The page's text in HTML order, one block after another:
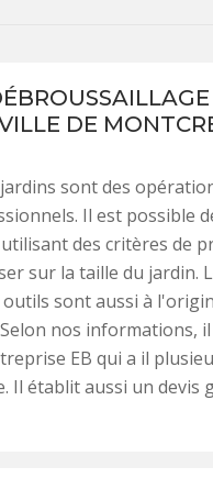
DE
sont des
Il est possible
des critères de
sur la taille du jardin.
sont aussi à
nos informations,
EB qui a il
Il établit aussi un devis